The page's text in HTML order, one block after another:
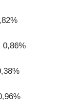
0,86%